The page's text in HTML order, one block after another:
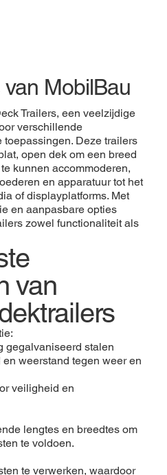
Trailers, een veelzijdige
verschillende
Deze trailers
open dek om een ​​breed
kunnen accommoderen,
en apparatuur tot het
of displayplatforms. Met
en aanpasbare opties
zowel functionaliteit als
van
gegalvaniseerd stalen
weerstand tegen weer en
veiligheid en
lengtes en breedtes om
te voldoen.
te verwerken, waardoor
van MobilBau